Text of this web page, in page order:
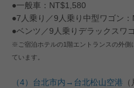
●一般車：NT$1,580
●7人乗り／9人乗り中型ワゴン
●ベンツ／9人乗りデラックスワ
※ご宿泊ホテルの1階エントランスの外側
ています。
（4）台北市内→台北松山空港